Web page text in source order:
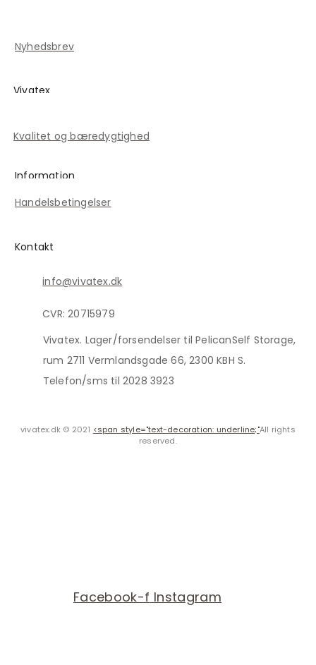
Nyhedsbrev
Vivatex
Kvalitet og bæredygtighed
Information
Handelsbetingelser
Kontakt
info@vivatex.dk
CVR: 20715979
Vivatex. Lager/forsendelser til PelicanSelf Storage,
rum 2711 Vermlandsgade 66, 2300 KBH S.
Telefon/sms til 2028 3923
vivatex.dk © 2021 <span style="text-decoration: underline;"All rights
reserved.
Facebook-f Instagram